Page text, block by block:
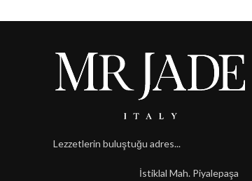
Lezzetlerin buluştuğu adres...
İstiklal Mah. Piyalepaşa